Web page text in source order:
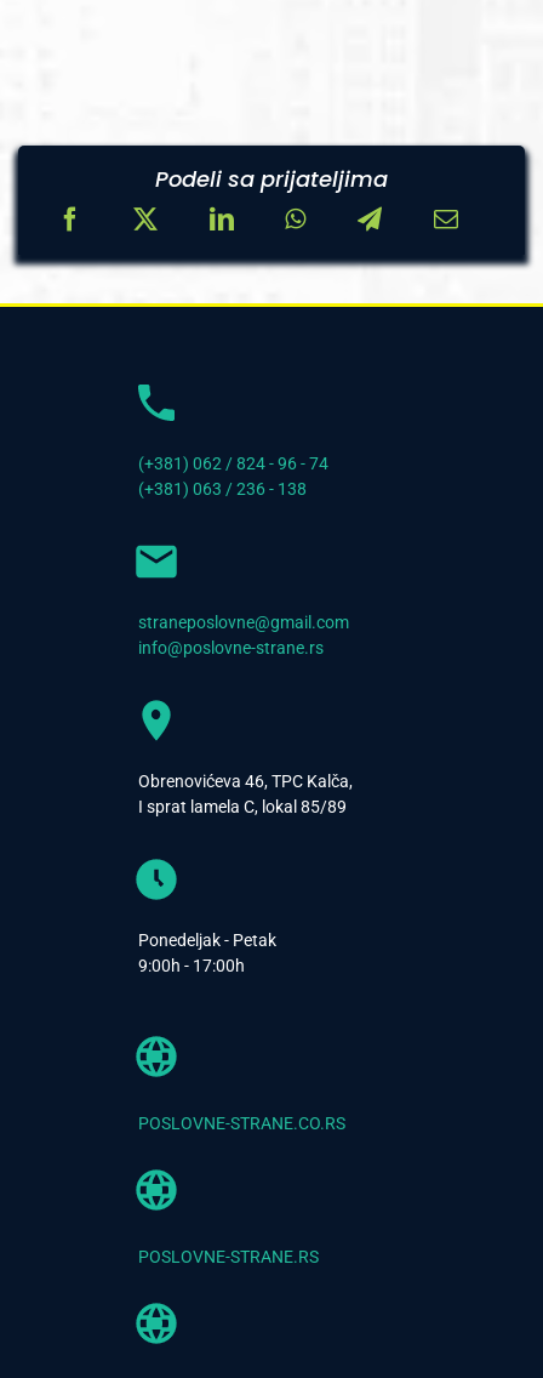
Podeli sa prijateljima
(+381) 062 / 824 - 96 - 74
(+381) 063 / 236 - 138
straneposlovne@gmail.com
info@poslovne-strane.rs
Obrenovićeva 46, TPC Kalča,
I sprat lamela C, lokal 85/89
Ponedeljak - Petak
9:00h - 17:00h
POSLOVNE-STRANE.CO.RS
POSLOVNE-STRANE.RS